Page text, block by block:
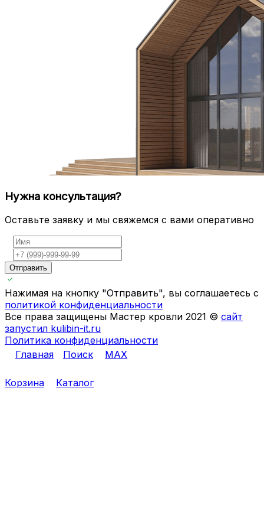
Нужна консультация?
Оставьте заявку и мы свяжемся с вами оперативно
Отправить
Нажимая на кнопку "Отправить", вы соглашаетесь с
политикой конфиденциальности
Все права защищены Мастер кровли 2021 © сайт
запустил kulibin-it.ru
Политика конфиденциальности
Главная
Поиск MAX
Корзина Каталог